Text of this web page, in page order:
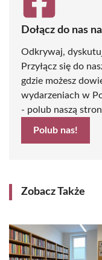
Dołącz do nas
Odkrywaj,
Przyłącz się do
gdzie możesz
wydarzeniach w
- polub naszą
Polub nas!
Zobacz Także